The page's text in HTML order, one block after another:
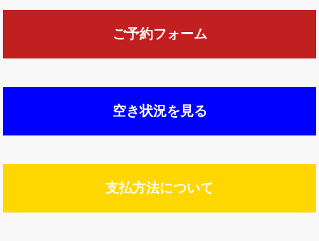
ご予約フォーム
空き状況を見る
支払方法について